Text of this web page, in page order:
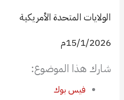
الولايات المتحدة الأمريكية
15/1/2026م
شارك هذا الموضوع:
فيس بوك